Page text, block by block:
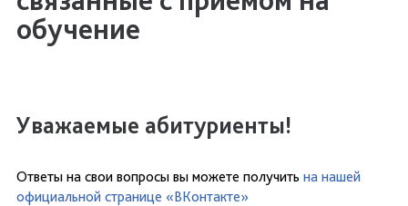
обучение
Уважаемые абитуриенты!
Ответы на свои вопросы вы можете получить на нашей
официальной странице «ВКонтакте»